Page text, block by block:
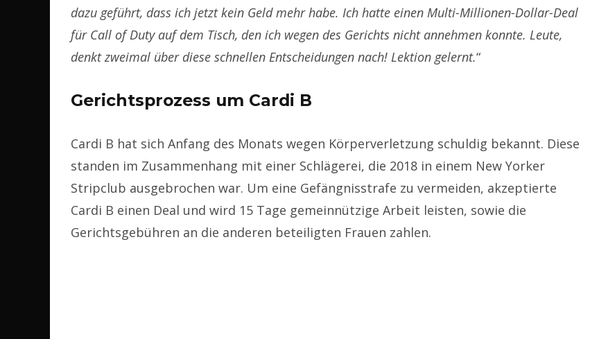
dazu geführt, dass ich jetzt kein Geld mehr habe. Ich hatte einen Multi-Millionen-Dollar-Deal
für Call of Duty auf dem Tisch, den ich wegen des Gerichts nicht annehmen konnte. Leute,
denkt zweimal über diese schnellen Entscheidungen nach! Lektion gelernt.“
Gerichtsprozess um Cardi B
Cardi B hat sich Anfang des Monats wegen Körperverletzung schuldig bekannt. Diese
standen im Zusammenhang mit einer Schlägerei, die 2018 in einem New Yorker
Stripclub ausgebrochen war. Um eine Gefängnisstrafe zu vermeiden, akzeptierte
Cardi B einen Deal und wird 15 Tage gemeinnützige Arbeit leisten, sowie die
Gerichtsgebühren an die anderen beteiligten Frauen zahlen.